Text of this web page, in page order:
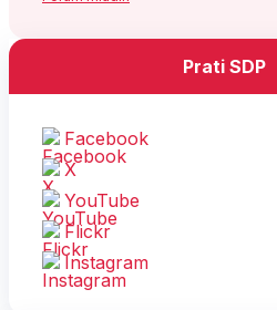
Prati SDP
Facebook
X
YouTube
Flickr
Instagram